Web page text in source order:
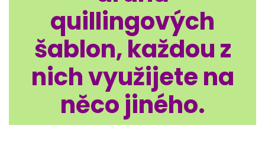
quillingových
šablon, každou z
nich využijete na
něco jiného.